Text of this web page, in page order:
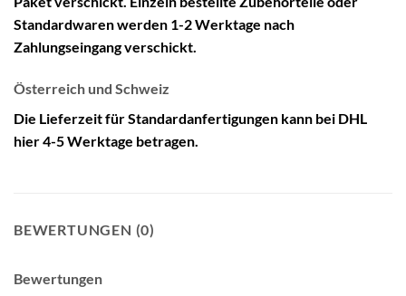
Standardwaren werden 1-2 Werktage nach
Zahlungseingang verschickt.
Österreich und Schweiz
Die Lieferzeit für Standardanfertigungen kann bei DHL
hier 4-5 Werktage betragen.
BEWERTUNGEN (0)
Bewertungen